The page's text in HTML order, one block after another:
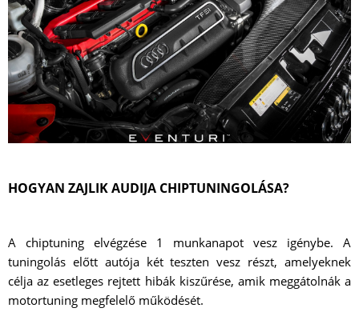
HOGYAN ZAJLIK AUDIJA CHIPTUNINGOLÁSA?
A chiptuning elvégzése 1 munkanapot vesz igénybe. A
tuningolás előtt autója két teszten vesz részt, amelyeknek
célja az esetleges rejtett hibák kiszűrése, amik meggátolnák a
motortuning megfelelő működését.